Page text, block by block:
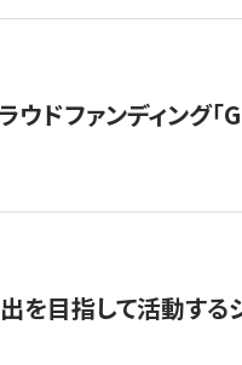
ドファンディング
目指して活動する